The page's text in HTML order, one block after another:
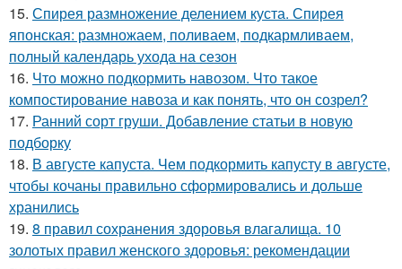
15. Спирея размножение делением куста. Спирея
японская: размножаем, поливаем, подкармливаем,
полный календарь ухода на сезон
16. Что можно подкормить навозом. Что такое
компостирование навоза и как понять, что он созрел?
17. Ранний сорт груши. Добавление статьи в новую
подборку
18. В августе капуста. Чем подкормить капусту в августе,
чтобы кочаны правильно сформировались и дольше
хранились
19. 8 правил сохранения здоровья влагалища. 10
золотых правил женского здоровья: рекомендации